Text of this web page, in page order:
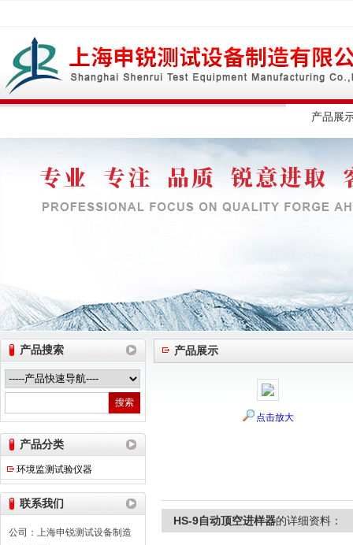
上海申锐测试设备制造有限公司
产品展
产品搜索
产品分类
环境监测试验仪器
联系我们
公司：上海申锐测试设备制造
产品展示
点击放大
HS-9自动顶空进样器的详细资料：